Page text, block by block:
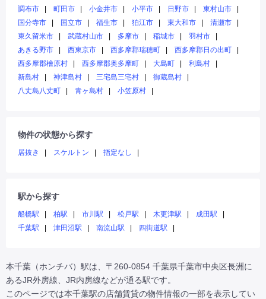
調布市
町田市 小金井市 小平市 日野市
東村山市
国分寺市
国立市 福生市 狛江市 東大和市
清瀬市
東久留米市
武蔵村山市 多摩市 稲城市
羽村市
あきる野市
西東京市 西多摩郡瑞穂町
西多摩郡日の出町
西多摩郡檜原村
西多摩郡奥多摩町 大島町
利島村
新島村
神津島村 三宅島三宅村
御蔵島村
八丈島八丈町
青ヶ島村 小笠原村
物件の状態から探す
居抜き スケルトン 指定なし
駅から探す
船橋駅 柏駅 市川駅 松戸駅 木更津駅
成田駅
千葉駅
津田沼駅 南流山駅 四街道駅
本千葉（ホンチバ）駅は、〒260-0854 千葉県千葉市中央区長洲に
あるJR外房線、JR内房線などが通る駅です。
このページでは本千葉駅の店舗賃貸の物件情報の一部を表示してい